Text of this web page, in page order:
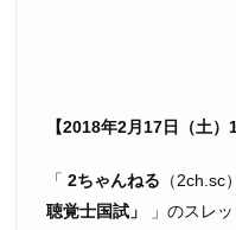
【2018年2月17日（土）
「 2ちゃんねる （2ch.sc
聴覚士国試
」のスレ